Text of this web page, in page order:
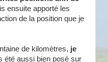
ensuite apporté les
de la position que je
de kilomètres, je
été aussi bien posé sur